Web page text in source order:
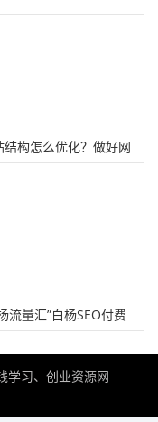
明白单页网站核心优化
结构怎么优化？做好网
框架优化很重要
流量汇”白杨SEO付费
学习、创业资源网